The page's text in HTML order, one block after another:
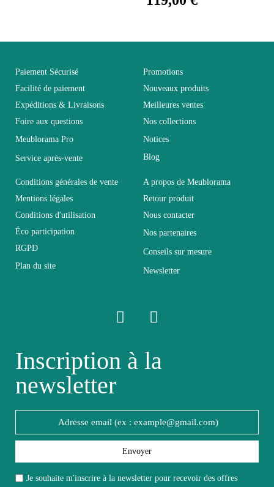
avec un microfibre
Garantie 2 ans
Hauteur 42
Largeur 41
Longueur 270
Pliable Non pliable
41
Structure
particules et MDF
Style du meuble Design
Paiement Sécurisé
Facilité de paiement
Expéditions & Livraisons
Foire aux questions
Meublorama Pro
Service après-vente
Promotions
Nouveaux produits
Meilleures ventes
Nos collections
Notices
Blog
Conditions générales de vente
Mentions légales
Conditions d'utilisation
Éco participation
RGPD
Plan du site
A propos de Meublorama
Retour produit
Nous contacter
Nos partenaires
Conseils sur mesure
Newsletter
Inscription à la
newsletter
Envoyer
Je souhaite m'inscrire à la newsletter pour recevoir des offres